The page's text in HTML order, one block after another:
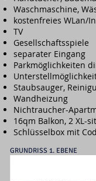
Waschmaschine,
kostenfreies WLan/
TV
Gesellschaftsspiele
separater Eingang
Parkmöglichkeiten
Staubsauger,
Wandheizung
Nichtraucher-
16qm Balkon, 2 XL-
Schlüsselbox mit
GRUNDRISS 1. EBENE